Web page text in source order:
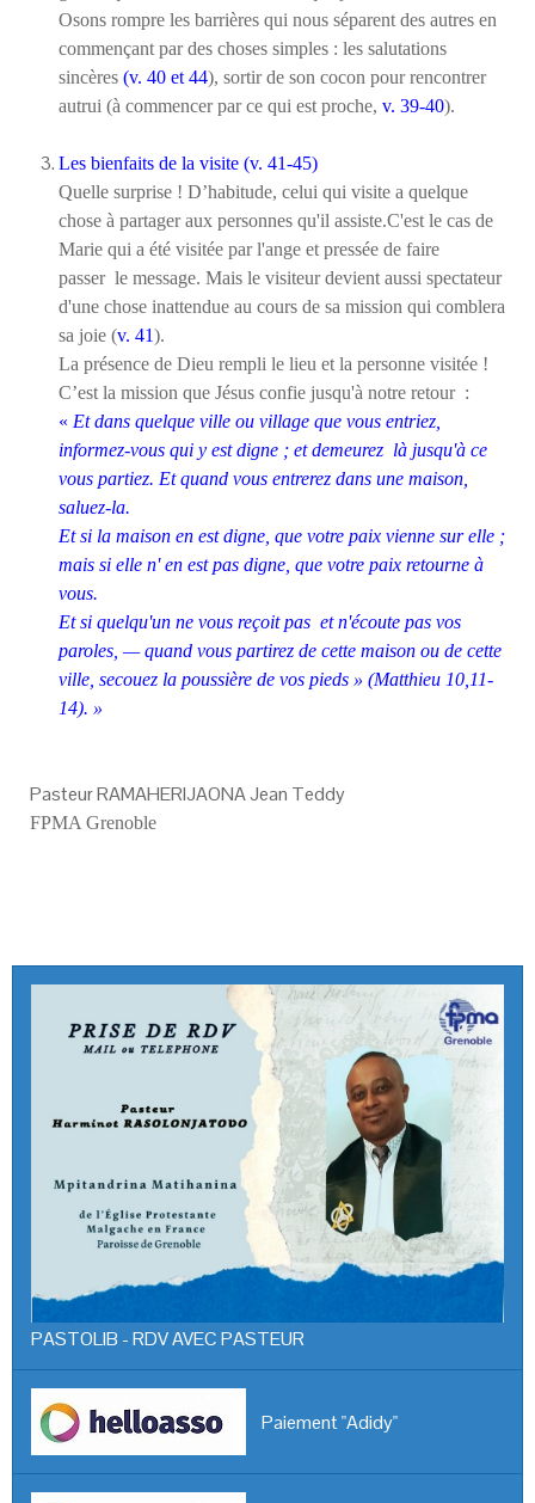
Osons rompre les barrières qui nous séparent des autres en
commençant par des choses simples : les salutations
sincères (v. 40 et 44), sortir de son cocon pour rencontrer
autrui (à commencer par ce qui est proche, v. 39-40).
Les bienfaits de la visite (v. 41-45)
Quelle surprise ! D’habitude, celui qui visite a quelque
chose à partager aux personnes qu'il assiste.C'est le cas de
Marie qui a été visitée par l'ange et pressée de faire
passer le message. Mais le visiteur devient aussi spectateur
d'une chose inattendue au cours de sa mission qui comblera
sa joie (v. 41).
La présence de Dieu rempli le lieu et la personne visitée !
C’est la mission que Jésus confie jusqu'à notre retour :
« Et dans quelque ville ou village que vous entriez,
informez-vous qui y est digne ; et demeurez là jusqu'à ce
vous partiez. Et quand vous entrerez dans une maison,
saluez-la.
Et si la maison en est digne, que votre paix vienne sur elle ;
mais si elle n' en est pas digne, que votre paix retourne à
vous.
Et si quelqu'un ne vous reçoit pas et n'écoute pas vos
paroles, — quand vous partirez de cette maison ou de cette
ville, secouez la poussière de vos pieds » (Matthieu 10,11-
14). »
Pasteur RAMAHERIJAONA Jean Teddy
FPMA Grenoble
PASTOLIB - RDV AVEC PASTEUR
Paiement "Adidy"